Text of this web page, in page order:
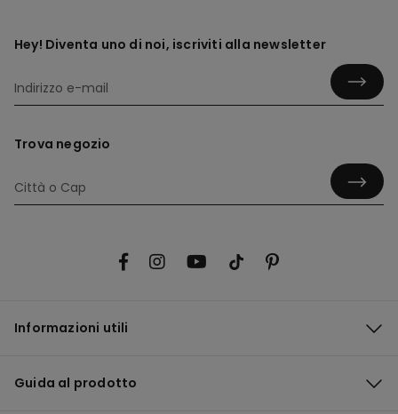
Hey! Diventa uno di noi, iscriviti alla newsletter
Trova negozio
Informazioni utili
Guida al prodotto